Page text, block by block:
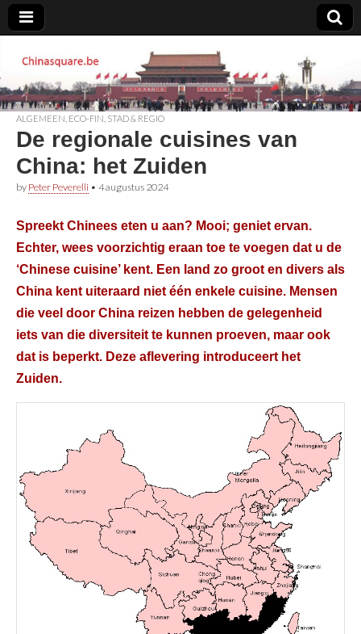
Chinasquare.be
ALGEMEEN ECO-FIN STAD & REGIO
De regionale cuisines van
China: het Zuiden
by Peter Peverelli • 4 augustus 2024
Spreekt Chinees eten u aan? Mooi; geniet ervan.
Echter, wees voorzichtig eraan toe te voegen dat u de
‘Chinese cuisine’ kent. Een land zo groot en divers als
China kent uiteraard niet één enkele cuisine. Mensen
die veel door China reizen hebben de gelegenheid
iets van die diversiteit te kunnen proeven, maar ook
dat is beperkt. Deze aflevering introduceert het
Zuiden.